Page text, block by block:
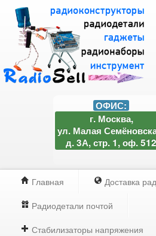
ОФИС:
г. Москва,
ул. Малая
д. 3А, стр. 1, оф. 512
Главная
Доставка
Радиодетали почтой
Стабилизаторы напряжения